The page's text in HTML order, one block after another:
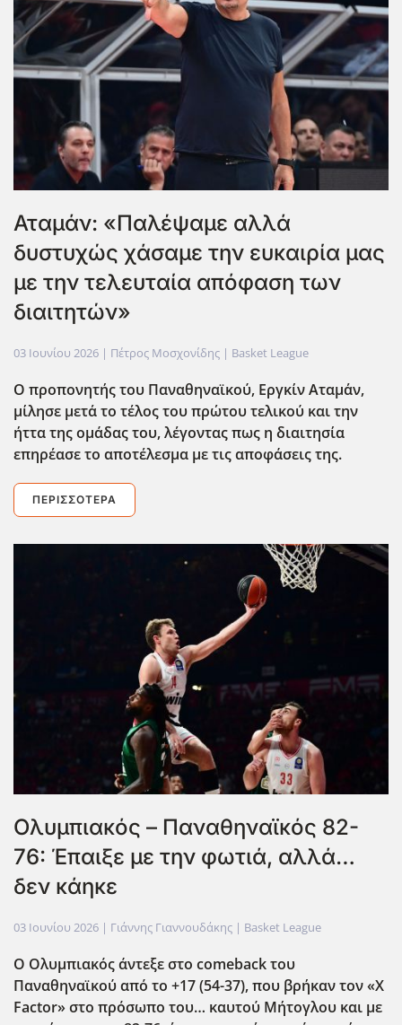
Αταμάν: «Παλέψαμε αλλά
δυστυχώς χάσαμε την ευκαιρία μας
με την τελευταία απόφαση των
διαιτητών»
03 Ιουνίου 2026 | Πέτρος Μοσχονίδης | Basket League
Ο προπονητής του Παναθηναϊκού, Εργκίν Αταμ΄αν,
μίλησε μετ΄α το τέλος του πρώτου τελικού και την
ήττα της ομάδας του, λέγοντας πως η διαιτησία
επηρέασε το αποτέλεσμα με τις αποφάσεις της.
ΠΕΡΙΣΣΌΤΕΡΑ
Ολυμπιακός – Παναθηναϊκός 82-
76: Έπαιξε με την φωτιά, αλλά…
δεν κάηκε
03 Ιουνίου 2026 | Γιάννης Γιαννουδάκης | Basket League
Ο Ολυμπιακός άντεξε στο comebackτου
Παναθηναϊκού από το +17 (54-37), που βρήκαν τον «X
Factor» στο πρόσωπο του… καυτού Μήτογλου και με